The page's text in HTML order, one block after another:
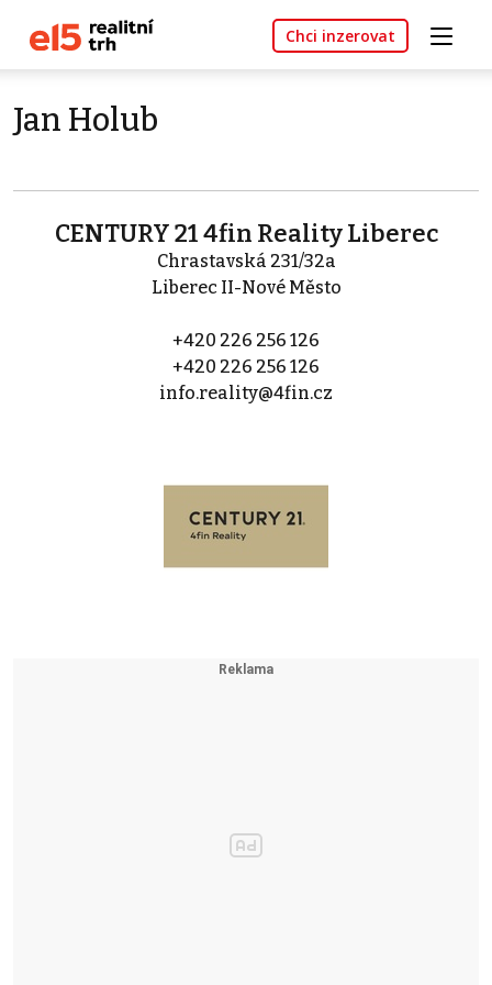
Chci inzerovat
Jan Holub
CENTURY 21 4fin Reality Liberec
Chrastavská 231/32a
Liberec II-Nové Město
+420 226 256 126
+420 226 256 126
info.reality@4fin.cz